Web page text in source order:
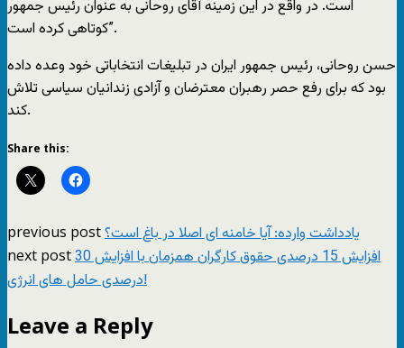
است. در واقع در این زمینه آقای روحانی به عنوان رئیس جمهور
کوتاهی کرده است”.
حسن روحانی، رئیس جمهور ایران در تبلیغات انتخاباتی خود وعده داده
بود که برای رفع حصر رهبران معترضان و آزادی زندانیان سیاسی تلاش
کند.
Share this:
previous postیادداشت وارده: آیا خامنه ای اصلا در باغ است؟
next postافزایش 15 درصدی حقوق کارگران همزمان با افزایش 30
درصدی حامل های انرژی!
Leave a Reply